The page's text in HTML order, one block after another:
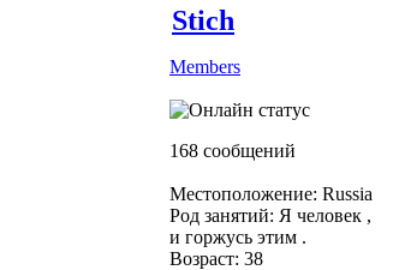
Stich
Members
168 сообщений
Местоположение: Russia
Род занятий: Я человек ,
и горжусь этим .
Возраст: 38